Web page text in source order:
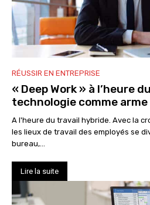
RÉUSSIR EN ENTREPRISE
« Deep Work » à l’heure
technologie comme
A l'heure du travail hybride. Avec la
les lieux de travail des employés se
bureau,...
Lire la suite